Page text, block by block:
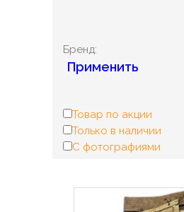
Бренд:
Применить
Товар по акции
Только в наличии
С фотографиями